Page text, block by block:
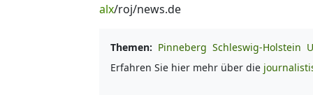
alx/roj/news.de
Themen: Pinneberg Schleswig-Holstein
Erfahren Sie hier mehr über die